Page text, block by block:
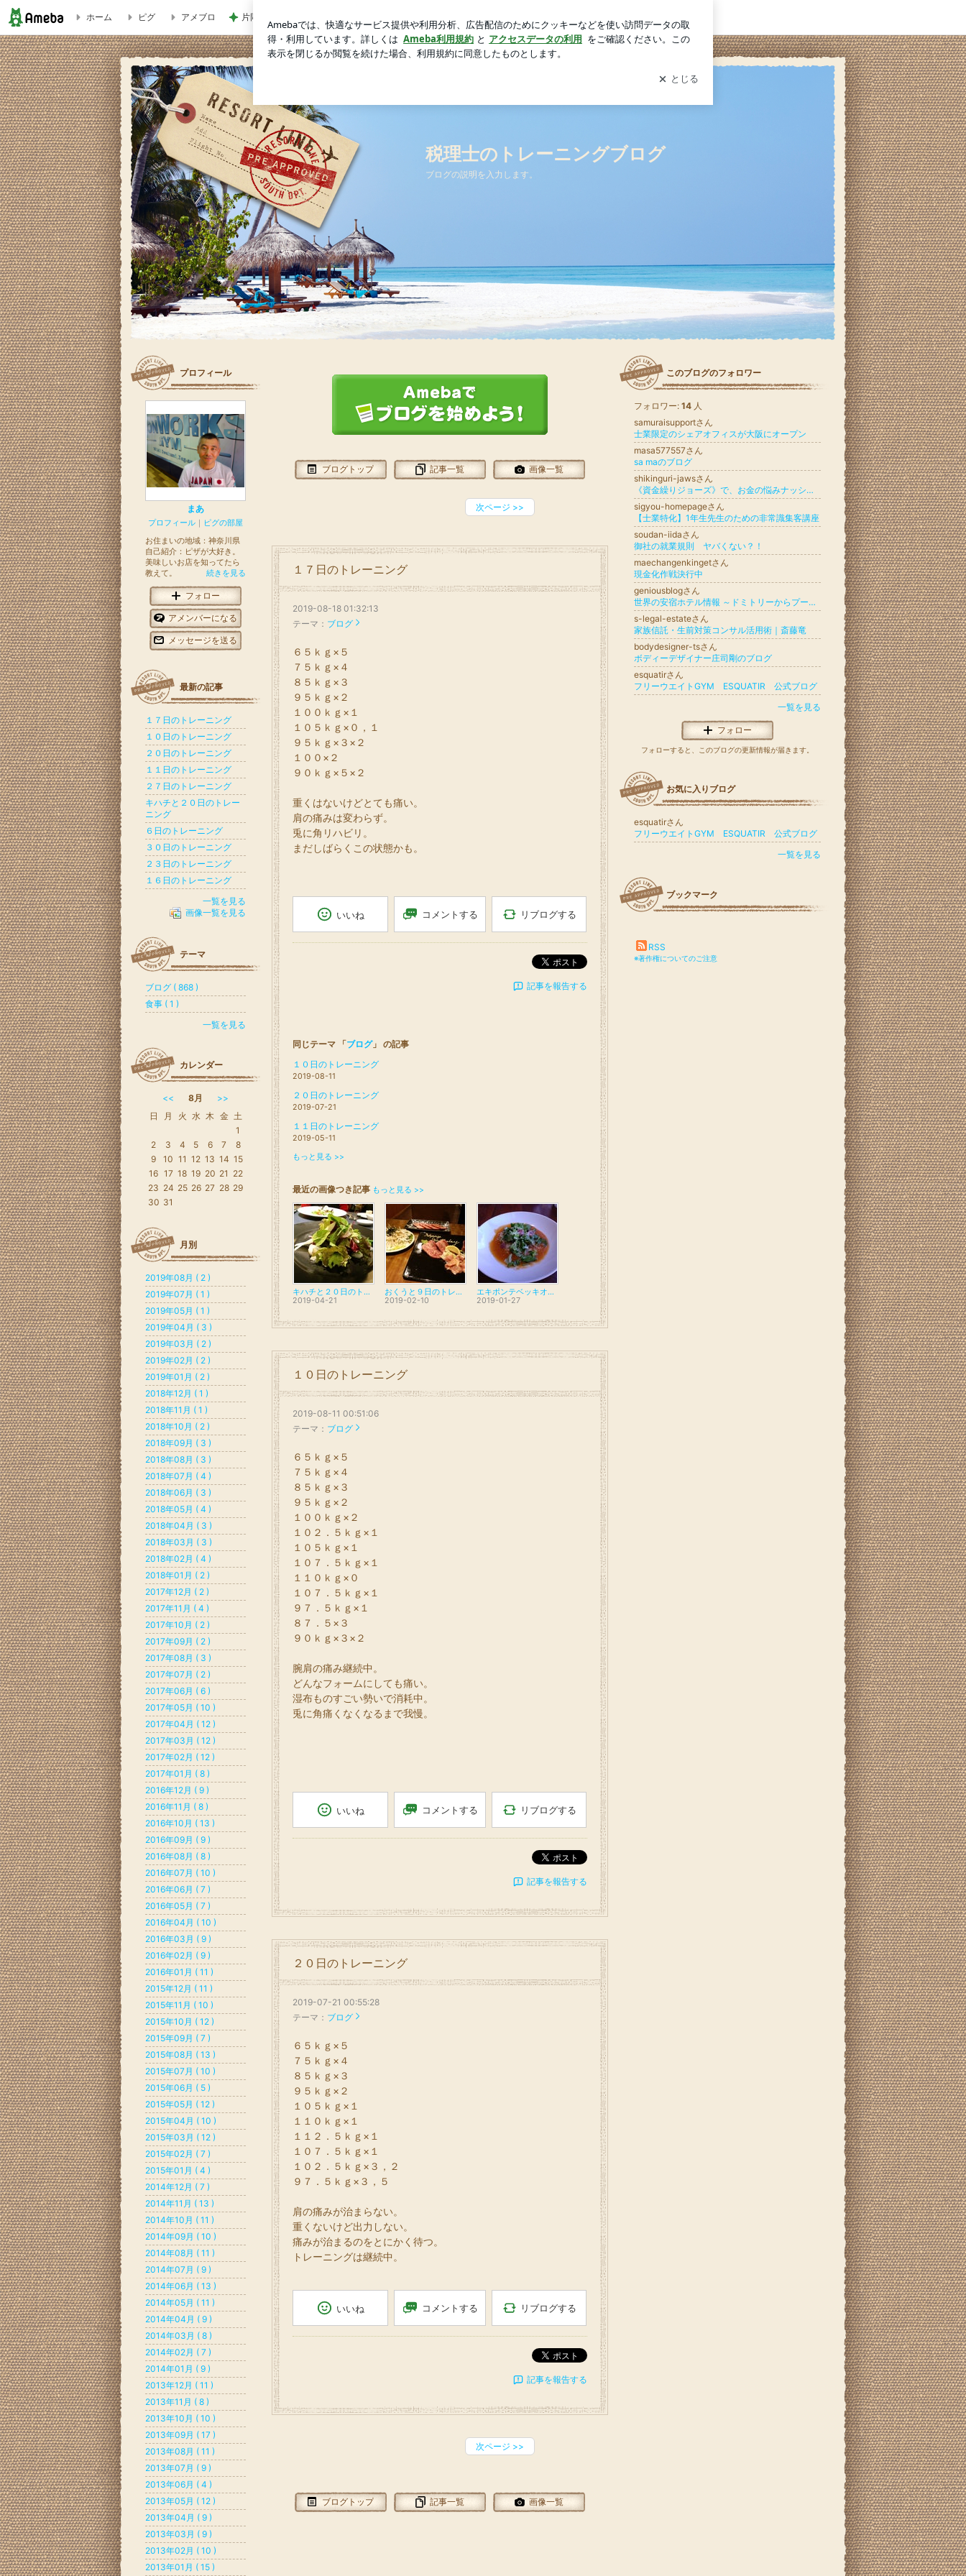
税理士のトレーニングブログ
ホーム ピグ アメブロ 片岡愛之助 巡業中のような長崎行き ログイン
税理士のトレーニングブログ
ブログの説明を入力します。
ブログトップ 記事一覧 画像一覧
次ページ >>
１７日のトレーニング
2019-08-18 01:32:13
テーマ： ブログ
６５ｋｇ×５
７５ｋｇ×４
８５ｋｇ×３
９５ｋｇ×２
１００ｋｇ×１
１０５ｋｇ×０，１
９５ｋｇ×３×２
１００×２
９０ｋｇ×５×２
重くはないけどとても痛い。
肩の痛みは変わらず。
兎に角リハビリ。
まだしばらくこの状態かも。
いいね コメントする リブログする
ポスト
記事を報告する
同じテーマ 「ブログ」 の記事
１０日のトレーニング
2019-08-11
２０日のトレーニング
2019-07-21
１１日のトレーニング
2019-05-11
もっと見る >>
最近の画像つき記事 もっと見る >>
キハチと２０日のトレーニング
2019-04-21
おくうと９日のトレーニング
2019-02-10
エキポンテベッキオアオオサカと２６日のトレーニング
2019-01-27
１０日のトレーニング
2019-08-11 00:51:06
テーマ： ブログ
６５ｋｇ×５
７５ｋｇ×４
８５ｋｇ×３
９５ｋｇ×２
１００ｋｇ×２
１０２．５ｋｇ×１
１０５ｋｇ×１
１０７．５ｋｇ×１
１１０ｋｇ×０
１０７．５ｋｇ×１
９７．５ｋｇ×１
８７．５×３
９０ｋｇ×３×２
腕肩の痛み継続中。
どんなフォームにしても痛い。
湿布ものすごい勢いで消耗中。
兎に角痛くなくなるまで我慢。
いいね コメントする リブログする
ポスト
記事を報告する
２０日のトレーニング
2019-07-21 00:55:28
テーマ： ブログ
６５ｋｇ×５
７５ｋｇ×４
８５ｋｇ×３
９５ｋｇ×２
１０５ｋｇ×１
１１０ｋｇ×１
１１２．５ｋｇ×１
１０７．５ｋｇ×１
１０２．５ｋｇ×３，２
９７．５ｋｇ×３，５
肩の痛みが治まらない。
重くないけど出力しない。
痛みが治まるのをとにかく待つ。
トレーニングは継続中。
いいね コメントする リブログする
ポスト
記事を報告する
次ページ >>
ブログトップ 記事一覧 画像一覧
このブログのフォロワー
フォロワー: 14 人
samuraisupportさん
士業限定のシェアオフィスが大阪にオープン
masa577557さん
sa maのブログ
shikinguri-jawsさん
《資金繰りジョーズ》で、お金の悩みナッシング
sigyou-homepageさん
【士業特化】1年生先生のための非常識集客講座
soudan-iidaさん
御社の就業規則 ヤバくない？！
maechangenkingetさん
現金化作戦決行中
geniousblogさん
世界の安宿ホテル情報 ～ドミトリーからプール付ホテルまで～
s-legal-estateさん
家族信託・生前対策コンサル活用術｜斎藤竜
bodydesigner-tsさん
ボディーデザイナー庄司剛のブログ
esquatirさん
フリーウエイトGYM ESQUATIR 公式ブログ
一覧を見る
フォロー
フォローすると、このブログの更新情報が届きます。
お気に入りブログ
esquatirさん
フリーウエイトGYM ESQUATIR 公式ブログ
一覧を見る
ブックマーク
RSS
※著作権についてのご注意
プロフィール
まあ
プロフィール ｜ ピグの部屋
お住まいの地域： 神奈川県
自己紹介：ピザが大好き。
美味しいお店を知ってたら
教えて。
続きを見る
フォロー
アメンバーになる
メッセージを送る
最新の記事
１７日のトレーニング
１０日のトレーニング
２０日のトレーニング
１１日のトレーニング
２７日のトレーニング
キハチと２０日のトレー
ニング
６日のトレーニング
３０日のトレーニング
２３日のトレーニング
１６日のトレーニング
一覧を見る
画像一覧を見る
テーマ
ブログ ( 868 )
食事 ( 1 )
一覧を見る
カレンダー
<< 8月
>>
日
月 火 水 木 金 土
1
2
3 4 5 6 7
8
9
10 11 12 13 14 15
16 17 18 19 20 21 22
23 24 25 26 27 28 29
30 31
月別
2019年08月 ( 2 )
2019年07月 ( 1 )
2019年05月 ( 1 )
2019年04月 ( 3 )
2019年03月 ( 2 )
2019年02月 ( 2 )
2019年01月 ( 2 )
2018年12月 ( 1 )
2018年11月 ( 1 )
2018年10月 ( 2 )
2018年09月 ( 3 )
2018年08月 ( 3 )
2018年07月 ( 4 )
2018年06月 ( 3 )
2018年05月 ( 4 )
2018年04月 ( 3 )
2018年03月 ( 3 )
2018年02月 ( 4 )
2018年01月 ( 2 )
2017年12月 ( 2 )
2017年11月 ( 4 )
2017年10月 ( 2 )
2017年09月 ( 2 )
2017年08月 ( 3 )
2017年07月 ( 2 )
2017年06月 ( 6 )
2017年05月 ( 10 )
2017年04月 ( 12 )
2017年03月 ( 12 )
2017年02月 ( 12 )
2017年01月 ( 8 )
2016年12月 ( 9 )
2016年11月 ( 8 )
2016年10月 ( 13 )
2016年09月 ( 9 )
2016年08月 ( 8 )
2016年07月 ( 10 )
2016年06月 ( 7 )
2016年05月 ( 7 )
2016年04月 ( 10 )
2016年03月 ( 9 )
2016年02月 ( 9 )
2016年01月 ( 11 )
2015年12月 ( 11 )
2015年11月 ( 10 )
2015年10月 ( 12 )
2015年09月 ( 7 )
2015年08月 ( 13 )
2015年07月 ( 10 )
2015年06月 ( 5 )
2015年05月 ( 12 )
2015年04月 ( 10 )
2015年03月 ( 12 )
2015年02月 ( 7 )
2015年01月 ( 4 )
2014年12月 ( 7 )
2014年11月 ( 13 )
2014年10月 ( 11 )
2014年09月 ( 10 )
2014年08月 ( 11 )
2014年07月 ( 9 )
2014年06月 ( 13 )
2014年05月 ( 11 )
2014年04月 ( 9 )
2014年03月 ( 8 )
2014年02月 ( 7 )
2014年01月 ( 9 )
2013年12月 ( 11 )
2013年11月 ( 8 )
2013年10月 ( 10 )
2013年09月 ( 17 )
2013年08月 ( 11 )
2013年07月 ( 9 )
2013年06月 ( 4 )
2013年05月 ( 12 )
2013年04月 ( 9 )
2013年03月 ( 9 )
2013年02月 ( 10 )
2013年01月 ( 15 )